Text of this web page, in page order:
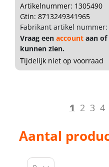
Artikelnummer: 1305490
Gtin: 8713249341965
Fabrikant artikel nummer:
Vraag een account aan of
kunnen zien.
Tijdelijk niet op voorraad
1 2 3 4
Aantal